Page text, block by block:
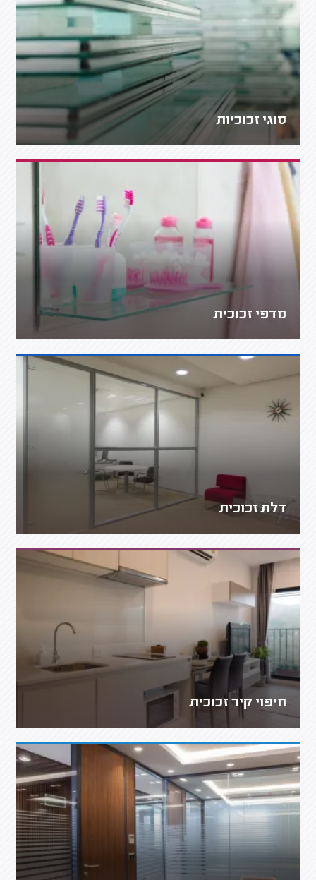
סוגי זכוכיות
מדפי זכוכית
דלת זכוכית
חיפוי קיר זכוכית